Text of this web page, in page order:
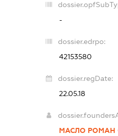
-
dossier.edrpo:
42153580
dossier.regDate:
22.05.18
МАСЛО РОМАН